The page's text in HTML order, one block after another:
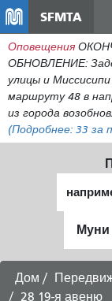
SFMTA
Оповещения
ОБНОВЛЕНИЕ:
улицы и
маршруту 48 в
из города
(Подробнее: 33 за
Дом
28 19-я авеню